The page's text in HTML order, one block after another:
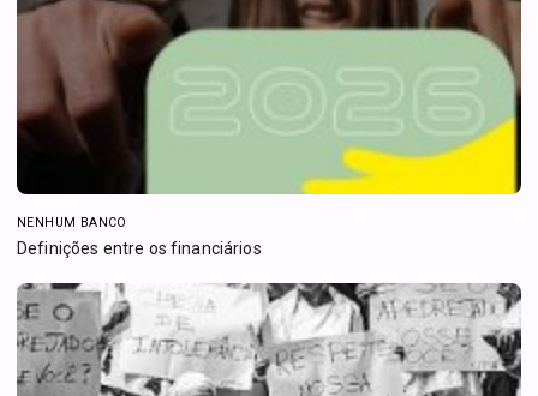
NENHUM BANCO
Definições entre os financiários